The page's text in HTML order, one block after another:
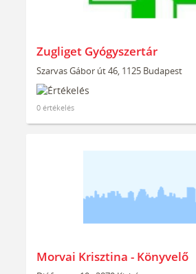
Zugliget Gyógyszertár
Szarvas Gábor út 46, 1125 Budapest
0 értékelés
Morvai Krisztina - Könyvelő